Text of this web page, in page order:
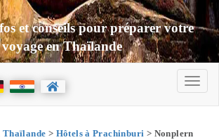
et conseils pour préparer votre
voyage en Thaïlande
Thaïlande > Hôtels à Prachinburi > Nonplern